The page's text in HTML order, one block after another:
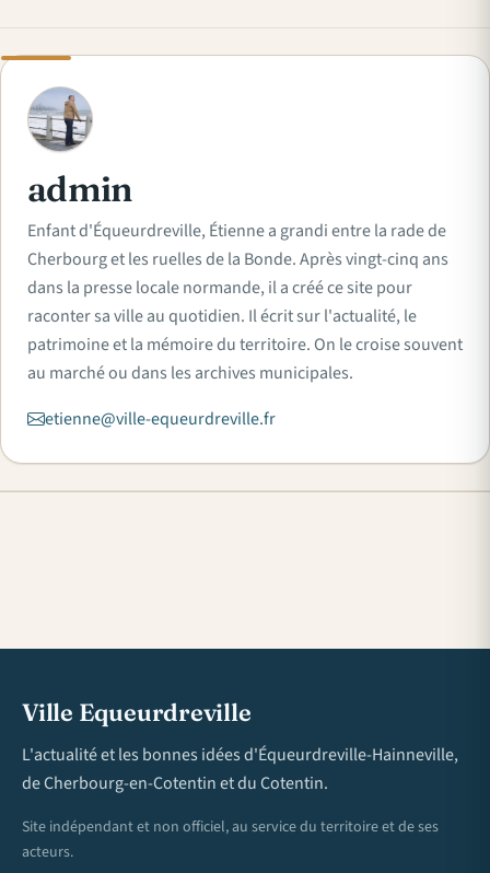
A
admin
Enfant d'Équeurdreville, Étienne a grandi entre la rade de
Cherbourg et les ruelles de la Bonde. Après vingt-cinq ans
dans la presse locale normande, il a créé ce site pour
raconter sa ville au quotidien. Il écrit sur l'actualité, le
patrimoine et la mémoire du territoire. On le croise souvent
au marché ou dans les archives municipales.
etienne@ville-equeurdreville.fr
Ville Equeurdreville
L'actualité et les bonnes idées d'Équeurdreville-Hainneville,
de Cherbourg-en-Cotentin et du Cotentin.
Site indépendant et non officiel, au service du territoire et de ses
acteurs.